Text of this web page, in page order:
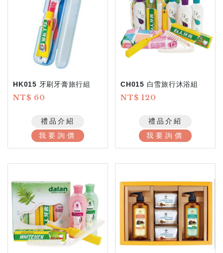
HK015 牙刷牙膏旅行組
NT$ 60
禮品介紹
我要詢價
CH015 白雪旅行沐浴組
NT$ 120
禮品介紹
我要詢價